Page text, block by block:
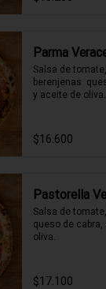
Parma
Salsa de
berenjenas
y aceite de oliva.
$16.600
Pastorella
Salsa de
queso de
oliva.
$17.100